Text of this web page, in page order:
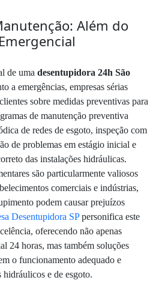
Além do
de uma desentupidora 24h São
a emergências, empresas sérias
sobre medidas preventivas para
de manutenção preventiva
de redes de esgoto, inspeção com
de problemas em estágio inicial e
das instalações hidráulicas.
são particularmente valiosos
comerciais e indústrias,
podem causar prejuízos
Desentupidora SPpersonifica este
oferecendo não apenas
24 horas, mas também soluções
o funcionamento adequado e
hidráulicos e de esgoto.